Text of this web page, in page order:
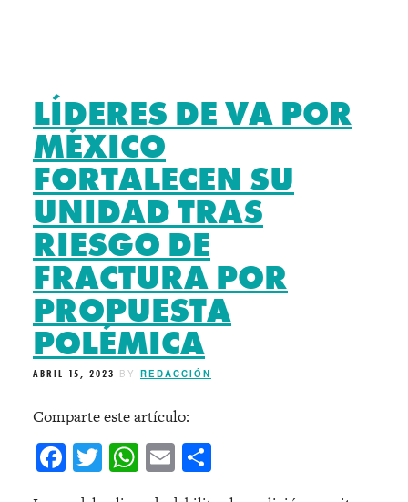
LÍDERES DE VA POR
MÉXICO
FORTALECEN SU
UNIDAD TRAS
RIESGO DE
FRACTURA POR
PROPUESTA
POLÉMICA
ABRIL 15, 2023 BY REDACCIÓN
Comparte este artículo:
Facebook
Twitter
WhatsApp
Email